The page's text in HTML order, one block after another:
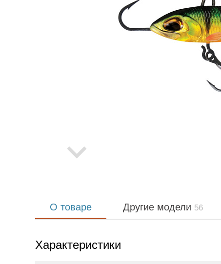
О товаре Другие модели 56
Характеристики